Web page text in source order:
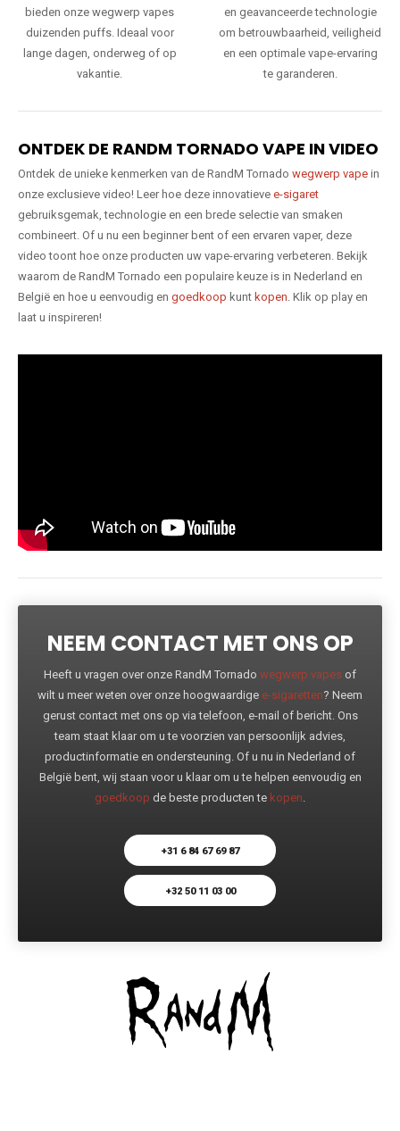
bieden onze wegwerp vapes
duizenden puffs. Ideaal voor
lange dagen, onderweg of op
vakantie.
en geavanceerde technologie
om betrouwbaarheid, veiligheid
en een optimale vape-ervaring
te garanderen.
ONTDEK DE RANDM TORNADO VAPE IN VIDEO
Ontdek de unieke kenmerken van de RandM Tornado wegwerp vape in
onze exclusieve video! Leer hoe deze innovatieve e-sigaret
gebruiksgemak, technologie en een brede selectie van smaken
combineert. Of u nu een beginner bent of een ervaren vaper, deze
video toont hoe onze producten uw vape-ervaring verbeteren. Bekijk
waarom de RandM Tornado een populaire keuze is in Nederland en
België en hoe u eenvoudig en goedkoop kunt kopen. Klik op play en
laat u inspireren!
NEEM CONTACT MET ONS OP
Heeft u vragen over onze RandM Tornado wegwerp vapes of
wilt u meer weten over onze hoogwaardige e-sigaretten? Neem
gerust contact met ons op via telefoon, e-mail of bericht. Ons
team staat klaar om u te voorzien van persoonlijk advies,
productinformatie en ondersteuning. Of u nu in Nederland of
België bent, wij staan voor u klaar om u te helpen eenvoudig en
goedkoop de beste producten te kopen.
+31 6 84 67 69 87
+32 50 11 03 00